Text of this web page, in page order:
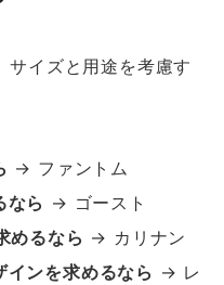
サイズと用途を考慮す
→ ファントム
なら → ゴースト
めるなら → カリナン
ンを求めるなら → レ